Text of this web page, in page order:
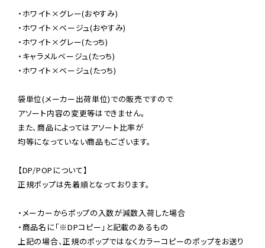
・ホワイト×グレー(おやすみ)
・ホワイト×ベージュ(おやすみ)
・ホワイト×グレー(たっち)
・キャラメルベージュ(たっち)
・ホワイト×ベージュ(たっち)
袋単位(メーカー出荷単位)での販売ですので
アソート内容の変更等はできません。
また、商品によってはアソート比率が
均等になっていない商品もございます。
【DP/POPについて】
正規ポップは先着順となっております。
・メーカーからポップの入数が減数入荷した場合
・商品名に「※DPコピー」と記載のあるもの
上記の場合、正規のポップではなくカラーコピーのポップをお送り